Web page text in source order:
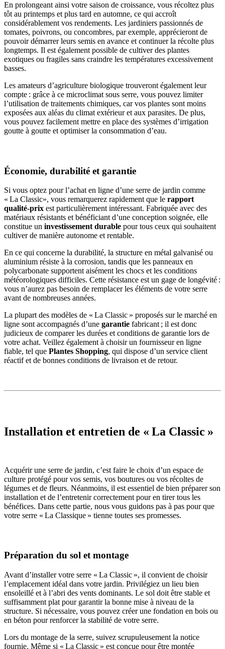
En prolongeant ainsi votre saison de croissance, vous récoltez plus
tôt au printemps et plus tard en automne, ce qui accroît
considérablement vos rendements. Les jardiniers passionnés de
tomates, poivrons, ou concombres, par exemple, apprécieront de
pouvoir démarrer leurs semis en avance et continuer la récolte plus
longtemps. Il est également possible de cultiver des plantes
exotiques ou fragiles sans craindre les températures excessivement
basses.
Les amateurs d’agriculture biologique trouveront également leur
compte : grâce à ce microclimat sous serre, vous pouvez limiter
l’utilisation de traitements chimiques, car vos plantes sont moins
exposées aux aléas du climat extérieur et aux parasites. De plus,
vous pouvez facilement mettre en place des systèmes d’irrigation
goutte à goutte et optimiser la consommation d’eau.
Économie, durabilité et garantie
Si vous optez pour l’achat en ligne d’une serre de jardin comme
« La Classic», vous remarquerez rapidement que le rapport
qualité-prix est particulièrement intéressant. Fabriquée avec des
matériaux résistants et bénéficiant d’une conception soignée, elle
constitue un investissement durable pour tous ceux qui souhaitent
cultiver de manière autonome et rentable.
En ce qui concerne la durabilité, la structure en métal galvanisé ou
aluminium résiste à la corrosion, tandis que les panneaux en
polycarbonate supportent aisément les chocs et les conditions
météorologiques difficiles. Cette résistance est un gage de longévité :
vous n’aurez pas besoin de remplacer les éléments de votre serre
avant de nombreuses années.
La plupart des modèles de « La Classic » proposés sur le marché en
ligne sont accompagnés d’une garantie fabricant ; il est donc
judicieux de comparer les durées et conditions de garantie lors de
votre achat. Veillez également à choisir un fournisseur en ligne
fiable, tel que Plantes Shopping, qui dispose d’un service client
réactif et de bonnes conditions de livraison et de retour.
Installation et entretien de « La Classic »
Acquérir une serre de jardin, c’est faire le choix d’un espace de
culture protégé pour vos semis, vos boutures ou vos récoltes de
légumes et de fleurs. Néanmoins, il est essentiel de bien préparer son
installation et de l’entretenir correctement pour en tirer tous les
bénéfices. Dans cette partie, nous vous guidons pas à pas pour que
votre serre « La Classique » tienne toutes ses promesses.
Préparation du sol et montage
Avant d’installer votre serre « La Classic », il convient de choisir
l’emplacement idéal dans votre jardin. Privilégiez un lieu bien
ensoleillé et à l’abri des vents dominants. Le sol doit être stable et
suffisamment plat pour garantir la bonne mise à niveau de la
structure. Si nécessaire, vous pouvez créer une fondation en bois ou
en béton pour renforcer la stabilité de votre serre.
Lors du montage de la serre, suivez scrupuleusement la notice
fournie. Même si « La Classic » est conçue pour être montée